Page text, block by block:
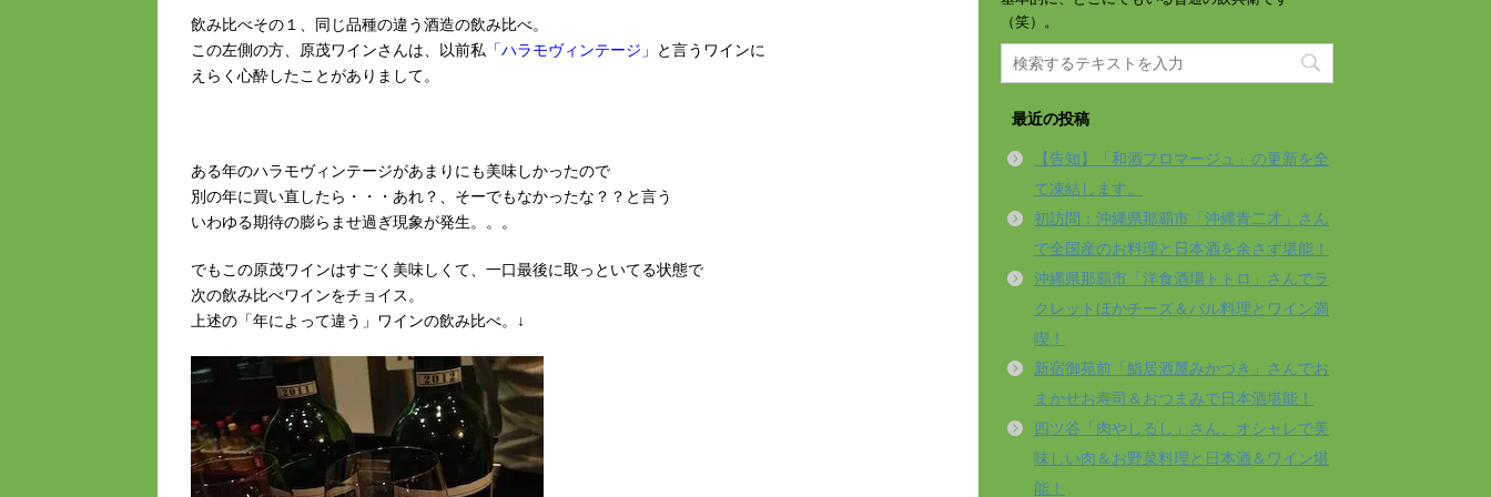
飲み比べその１、同じ品種の違う酒造の飲み比べ。
この左側の方、原茂ワインさんは、以前私 「ハラモヴィンテージ」 と言うワインに
えらく心酔したことがありまして。
ある年のハラモヴィンテージがあまりにも美味しかったので
別の年に買い直したら・・・あれ？、そーでもなかったな？？と言う
いわゆる期待の膨らませ過ぎ現象が発生。。。
でもこの原茂ワインはすごく美味しくて、一口最後に取っといてる状態で
次の飲み比べワインをチョイス。
上述の「年によって違う」ワインの飲み比べ。↓
（笑）。
最近の投稿
【告知】「和酒フロマージュ」の更新を全
て凍結します。
初訪問：沖縄県那覇市「沖縄青二才」さん
で全国産のお料理と日本酒を余さず堪能！
沖縄県那覇市「洋食酒場トトロ」さんでラ
クレットほかチーズ＆バル料理とワイン満
喫！
新宿御苑前「鮨居酒屋みかづき」さんでお
まかせお寿司＆おつまみで日本酒堪能！
四ツ谷「肉やしるし」さん、オシャレで美
味しい肉＆お野菜料理と日本酒＆ワイン堪
能！